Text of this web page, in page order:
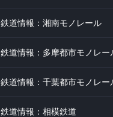
鉄道情報：湘南モノレール
鉄道情報：多摩都市モノレー
鉄道情報：千葉都市モノレー
鉄道情報：相模鉄道